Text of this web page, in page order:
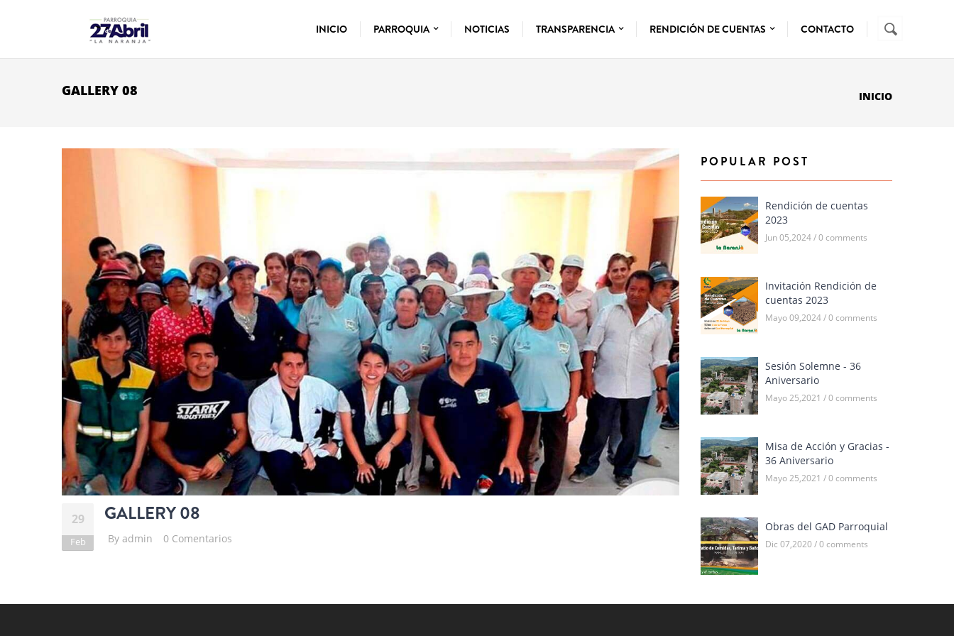
INICIO PARROQUIA NOTICIAS TRANSPARENCIA RENDICIÓN DE CUENTAS CONTACTO
DE
Buscar
GALLERY 08 INICIO
29
Feb
GALLERY 08
By admin 0 Comentarios
POPULAR POST
Rendición de cuentas
2023
Jun 05,2024 / 0 comments
Invitación Rendición de
cuentas 2023
Mayo 09,2024 / 0 comments
Sesión Solemne - 36
Aniversario
Mayo 25,2021 / 0 comments
Misa de Acción y Gracias -
36 Aniversario
Mayo 25,2021 / 0 comments
Obras del GAD Parroquial
Dic 07,2020 / 0 comments